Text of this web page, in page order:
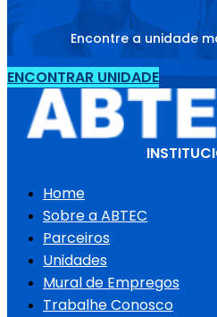
Encontre a unidade
ENCONTRAR UNIDADE
Home
Sobre a ABTEC
Parceiros
Unidades
Mural de Empregos
Trabalhe Conosco